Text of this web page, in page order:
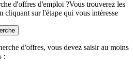
d'offres d'emploi ?Vous trouverez les
cliquant sur l'étape qui vous intéresse
d'offres, vous devez saisir au moins
: